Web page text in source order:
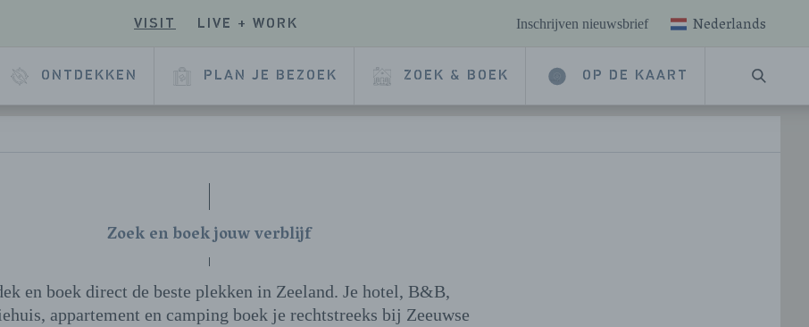
VISIT LIVE + WORK Inschrijven nieuwsbrief Nederlands
ONTDEKKEN PLAN JE BEZOEK ZOEK & BOEK OP DE KAART
Zoek en boek jouw verblijf
en boek direct de beste plekken in Zeeland. Je hotel, B&B,
appartement en camping boek je rechtstreeks bij Zeeuwse